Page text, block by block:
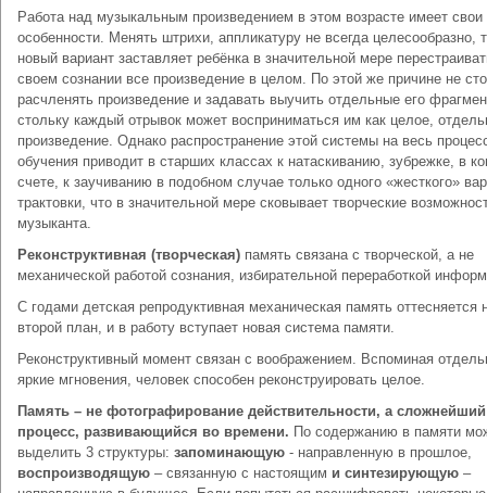
Работа над музыкальным произведением в этом возрасте имеет свои
особенности. Менять штрихи, аппликатуру не всегда целесообразно,
новый вариант заставляет ребёнка в значительной мере
своем сознании все произведение в целом. По этой же причине не
расчленять произведение и задавать выучить отдельные его
стольку каждый отрывок может восприниматься им как целое,
произведение. Однако распространение этой системы на весь
обучения приводит в старших классах к натаскиванию, зубрежке, в
счете, к заучиванию в подобном случае только одного «жесткого»
трактовки, что в значительной мере сковывает творческие
музыканта.
Реконструктивная (творческая) память связана с творческой, а не
механической работой сознания, избирательной переработкой
С годами детская репродуктивная механическая память оттесняется
второй план, и в работу вступает новая система памяти.
Реконструктивный момент связан с воображением. Вспоминая
яркие мгновения, человек способен реконструировать целое.
Память – не фотографирование действительности, а сложнейший
процесс, развивающийся во времени. По содержанию в памяти
выделить 3 структуры: запоминающую - направленную в прошлое,
воспроизводящую – связанную с настоящим и синтезирующую –